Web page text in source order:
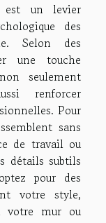
est un levier
des
Selon des
une touche
seulement
renforcer
Pour
sans
de travail ou
détails subtils
pour des
votre style,
votre mur ou